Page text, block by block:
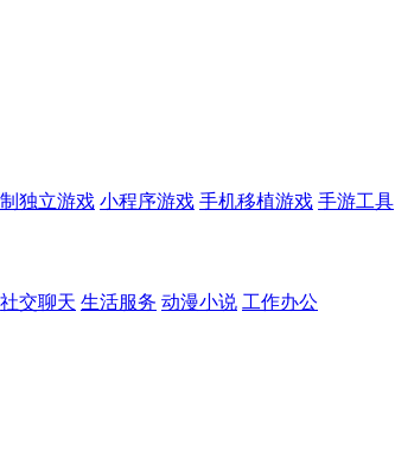
独立游戏 小程序游戏 手机移植游戏 手游工具
社交聊天 生活服务 动漫小说 工作办公